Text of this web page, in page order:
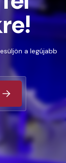
a legújabb